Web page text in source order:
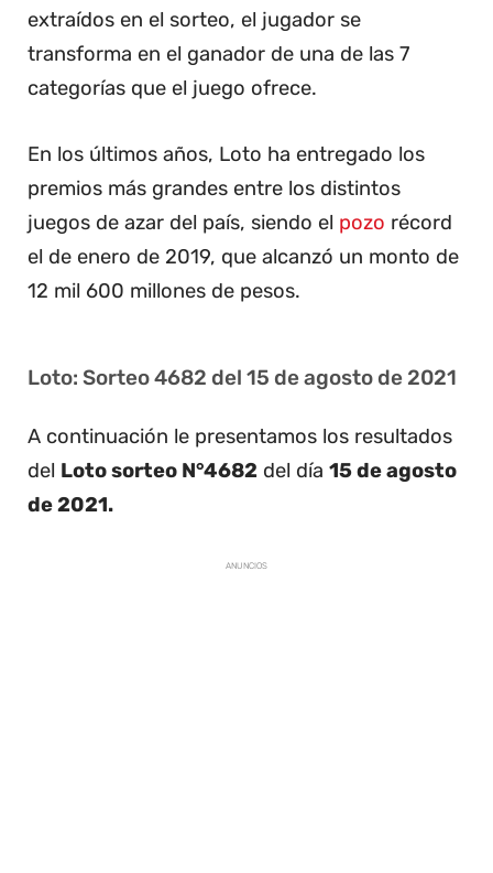
extraídos en el sorteo, el jugador se
transforma en el ganador de una de las 7
categorías que el juego ofrece.
En los últimos años, Loto ha entregado los
premios más grandes entre los distintos
juegos de azar del país, siendo el pozo récord
el de enero de 2019, que alcanzó un monto de
12 mil 600 millones de pesos.
Loto: Sorteo 4682 del 15 de agosto de 2021
A continuación le presentamos los resultados
del Loto sorteo N°4682 del día 15 de agosto
de 2021.
ANUNCIOS